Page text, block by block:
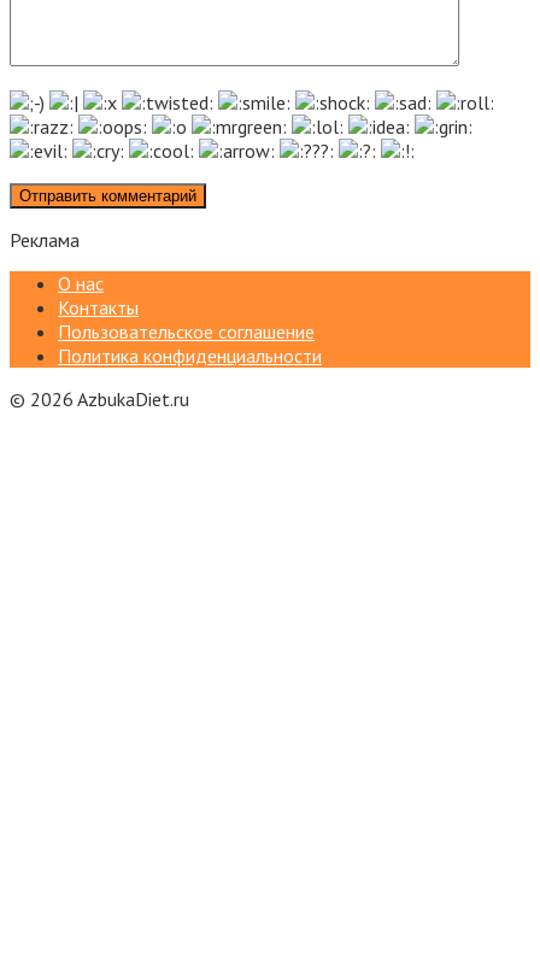
Реклама
О нас
Контакты
Пользовательское соглашение
Политика конфиденциальности
© 2026 AzbukaDiet.ru